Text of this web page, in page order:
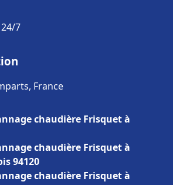
7
France
chaudière Frisquet à
chaudière Frisquet à
94120
chaudière Frisquet à